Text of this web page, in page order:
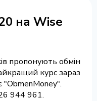
на Wise
пропонують обмін
курс зараз
944 961.